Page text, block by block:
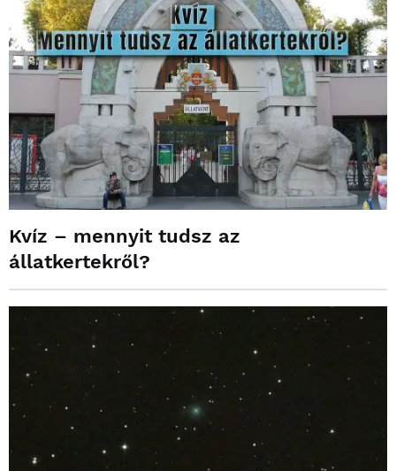
Kvíz – mennyit tudsz az
állatkertekről?